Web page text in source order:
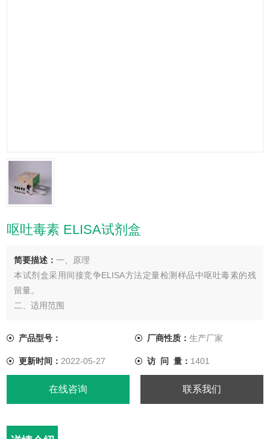
呕吐毒素 ELISA试剂盒
简要描述：一、原理
本试剂盒采用间接竞争ELISA方法定量检测样品中呕吐毒素的残
留量。
二、适用范围
三、试剂盒特点及技术指标
试剂盒灵敏度： 10 ppb(µg/kg)
产品型号： 厂商性质： 生产厂家
更新时间： 2022-05-27 访 问 量： 1401
在线咨询 联系我们